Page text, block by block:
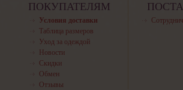
ПОКУПАТЕЛЯМ
Условия доставки
Таблица размеров
Уход за одеждой
Новости
Скидки
Обмен
Отзывы